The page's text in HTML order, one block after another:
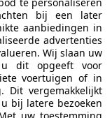
de een of andere
al in een
uitrusting
of andere
het interieur.
over dehoge
. Zo ziet het voertuig
bij een later
aanbiedingen in
advertenties
Wij slaan uw
u dit opgeeft voor
voertuigen of in
Dit vergemakkelijkt
bij latere bezoeken
uw toestemming